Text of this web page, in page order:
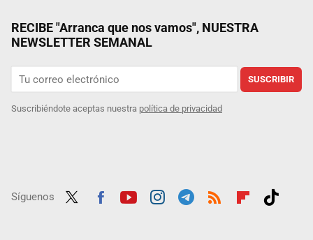
RECIBE "Arranca que nos vamos", NUESTRA
NEWSLETTER SEMANAL
SUSCRIBIR
Suscribiéndote aceptas nuestra política de privacidad
Síguenos